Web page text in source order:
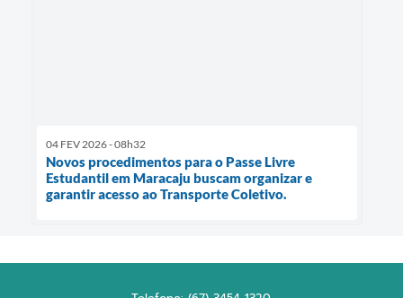
04 FEV 2026 - 08h32
Novos procedimentos para o Passe Livre
Estudantil em Maracaju buscam organizar e
garantir acesso ao Transporte Coletivo.